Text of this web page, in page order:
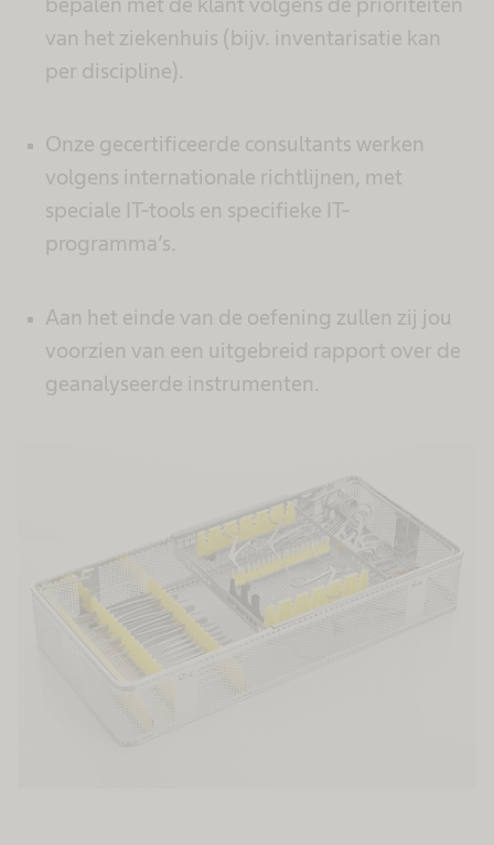
van het ziekenhuis (bijv. inventarisatie kan
per discipline).
Onze gecertificeerde consultants werken
volgens internationale richtlijnen, met
speciale IT-tools en specifieke IT-
programma’s.
Aan het einde van de oefening zullen zij jou
voorzien van een uitgebreid rapport over de
geanalyseerde instrumenten.